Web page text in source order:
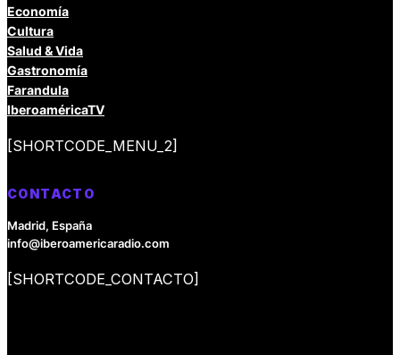
Economía
Cultura
Salud & Vida
Gastronomía
Farandula
IberoaméricaTV
[SHORTCODE_MENU_2]
CONTACTO
Madrid, España
info@iberoamericaradio.com
[SHORTCODE_CONTACTO]